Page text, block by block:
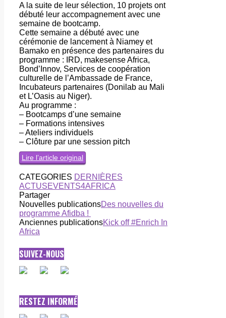
A la suite de leur sélection, 10 projets ont
débuté leur accompagnement avec une
semaine de bootcamp.
Cette semaine a débuté avec une
cérémonie de lancement à Niamey et
Bamako en présence des partenaires du
programme : IRD, makesense Africa,
Bond’Innov, Services de coopération
culturelle de l’Ambassade de France,
Incubateurs partenaires (Donilab au Mali
et L’Oasis au Niger).
Au programme :
– Bootcamps d’une semaine
– Formations intensives
– Ateliers individuels
– Clôture par une session pitch
Lire l’article original
CATEGORIES DERNIÈRES
ACTUSEVENTS4AFRICA
Partager
Nouvelles publicationsDes nouvelles du
programme Afidba !
Anciennes publicationsKick off #Enrich In
Africa
SUIVEZ-NOUS
RESTEZ INFORMÉ